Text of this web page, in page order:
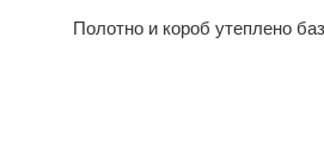
Полотно и короб утеплено